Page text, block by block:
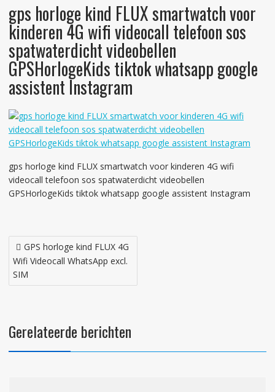
gps horloge kind FLUX smartwatch voor
kinderen 4G wifi videocall telefoon sos
spatwaterdicht videobellen
GPSHorlogeKids tiktok whatsapp google
assistent Instagram
gps horloge kind FLUX smartwatch voor kinderen 4G wifi
videocall telefoon sos spatwaterdicht videobellen
GPSHorlogeKids tiktok whatsapp google assistent Instagram
Bericht
navigatie
GPS horloge kind FLUX 4G
Wifi Videocall WhatsApp excl.
SIM
Gerelateerde berichten